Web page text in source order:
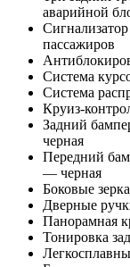
аварийной
пассажиров
Система
Система
Круиз-
Задний
черная
Передний
— черная
Боковые
Дверные
Панорамная
Тонировка